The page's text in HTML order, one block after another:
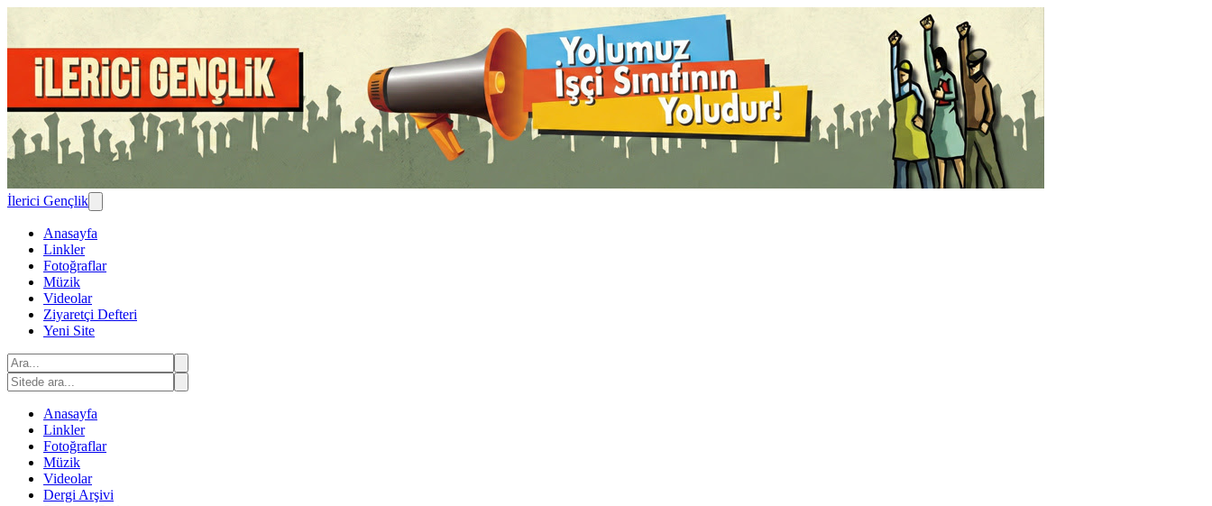
İlerici Gençlik
Anasayfa
Linkler
Fotoğraflar
Müzik
Videolar
Ziyaretçi Defteri
Yeni Site
Anasayfa
Linkler
Fotoğraflar
Müzik
Videolar
Dergi Arşivi